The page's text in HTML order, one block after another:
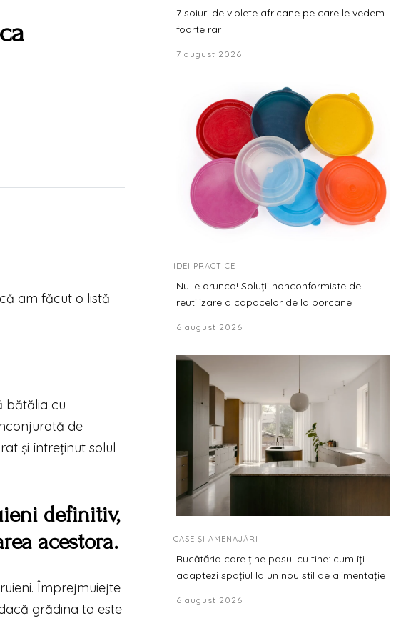
am făcut o listă
bătălia cu
de
și întreținut solul
definitiv,
acestora.
Împrejmuiejte
grădina ta este
7 soiuri de violete africane pe care le vedem
foarte rar
7 august 2026
IDEI PRACTICE
Nu le arunca! Soluții nonconformiste de
reutilizare a capacelor de la borcane
6 august 2026
CASE ȘI AMENAJĂRI
Bucătăria care ține pasul cu tine: cum îți
adaptezi spațiul la un nou stil de alimentație
6 august 2026